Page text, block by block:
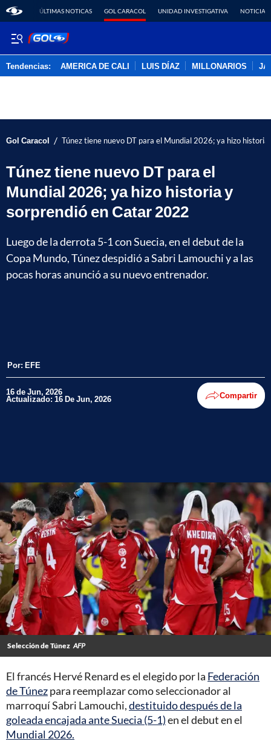
ÚLTIMAS NOTICAS GOL CARACOL UNIDAD INVESTIGATIVA NOTICIAS
Tendencias: AMERICA DE CALI LUIS DÍAZ MILLONARIOS
Gol Caracol / Túnez tiene nuevo DT para el Mundial 2026; ya hizo
Túnez tiene nuevo DT para el
Mundial 2026; ya hizo historia y
sorprendió en Catar 2022
Luego de la derrota 5-1 con Suecia, en el debut de la
Copa Mundo, Túnez despidió a Sabri Lamouchi y a las
pocas horas anunció a su nuevo entrenador.
Por: EFE
16 de Jun, 2026
Actualizado: 16 De Jun, 2026 Compartir
Selección de Túnez AFP
El francés Hervé Renard es el elegido por la Federación
de Túnezpara reemplazar como seleccionador al
marroquí Sabri Lamouchi,destituido después de la
goleada encajada ante Suecia (5-1)en el debut en el
Mundial 2026.